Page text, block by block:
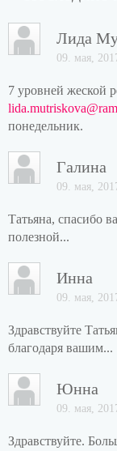
Лида
09. мая,
7 уровней жеской
понедельник.
Галина
09. мая,
Татьяна, спасибо
полезной...
Инна
09. мая,
Здравствуйте
благодаря вашим...
Юнна
09. мая,
Здравствуйте.